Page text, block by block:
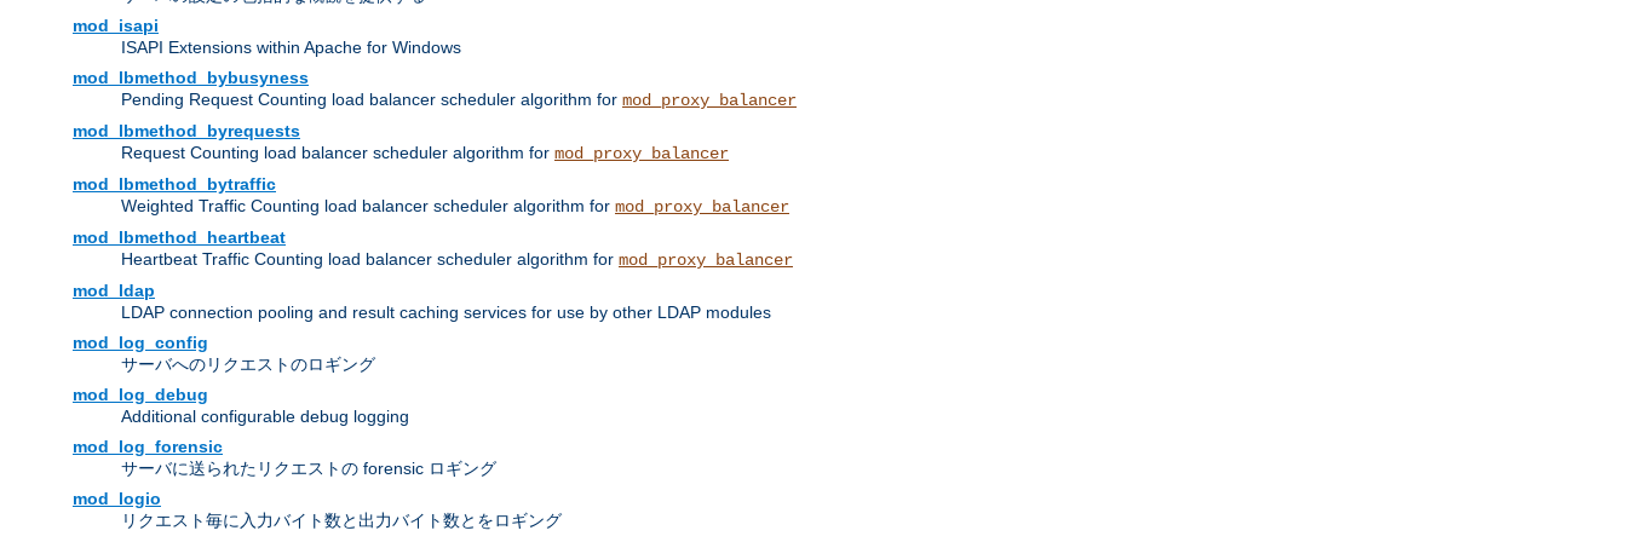
mod_isapi
ISAPI Extensions within Apache for Windows
mod_lbmethod_bybusyness
Pending Request Counting load balancer scheduler algorithm for mod_proxy_balancer
mod_lbmethod_byrequests
Request Counting load balancer scheduler algorithm for mod_proxy_balancer
mod_lbmethod_bytraffic
Weighted Traffic Counting load balancer scheduler algorithm for mod_proxy_balancer
mod_lbmethod_heartbeat
Heartbeat Traffic Counting load balancer scheduler algorithm for mod_proxy_balancer
mod_ldap
LDAP connection pooling and result caching services for use by other LDAP modules
mod_log_config
サーバへのリクエストのロギング
mod_log_debug
Additional configurable debug logging
mod_log_forensic
サーバに送られたリクエストの forensic ロギング
mod_logio
リクエスト毎に入力バイト数と出力バイト数とをロギング